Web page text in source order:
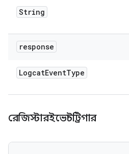
String
response
LogcatEventType
রেজিস্টারইভেন্টট্রিগার